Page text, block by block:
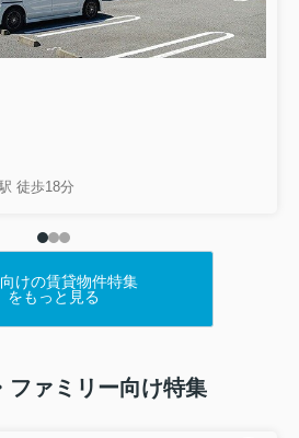
徒歩18分
けの賃貸物件特集
をもっと見る
ファミリー向け特集